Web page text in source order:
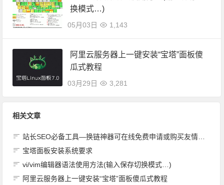
换模式…)
05月03日 1,143
阿里云服务器上一键安装“宝塔”面板傻
瓜式教程
03月29日 3,281
相关文章
站长SEO必备工具—换链神器可在线免费申请或购买友情链接
宝塔面板安装系统要求
vi/vim编辑器语法使用方法(输入保存切换模式…)
阿里云服务器上一键安装“宝塔”面板傻瓜式教程